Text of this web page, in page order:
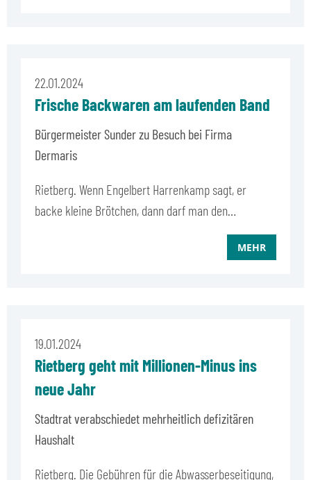
22.01.2024
Frische Backwaren am laufenden Band
Bürgermeister Sunder zu Besuch bei Firma
Dermaris
Rietberg. Wenn Engelbert Harrenkamp sagt, er
backe kleine Brötchen, dann darf man den…
MEHR
19.01.2024
Rietberg geht mit Millionen-Minus ins
neue Jahr
Stadtrat verabschiedet mehrheitlich defizitären
Haushalt
Rietberg. Die Gebühren für die Abwasserbeseitigung,